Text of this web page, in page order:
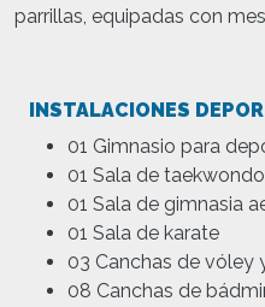
parrillas, equipadas con
INSTALACIONES
01 Gimnasio para
01 Sala de taekwondo
01 Sala de gimnasia
01 Sala de karate
03 Canchas de vóley
08 Canchas de